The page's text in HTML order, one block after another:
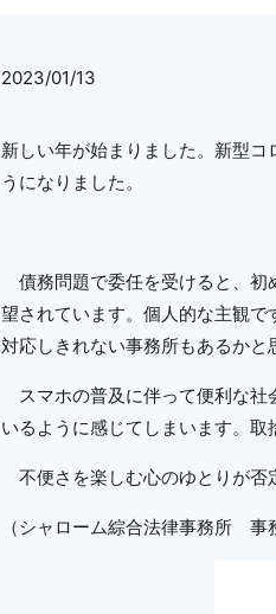
2023/01/13
新しい年が始まりました。新型
うになりました。
債務問題で委任を受けると、初
望されています。個人的な主観で
対応しきれない事務所もあるかと
スマホの普及に伴って便利な社
いるように感じてしまいます。取
不便さを楽しむ心のゆとりが否
（シャローム綜合法律事務所 事